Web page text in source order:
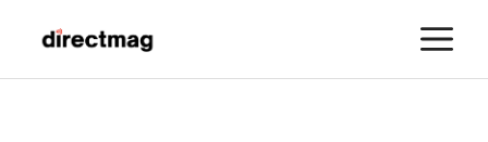
contenu